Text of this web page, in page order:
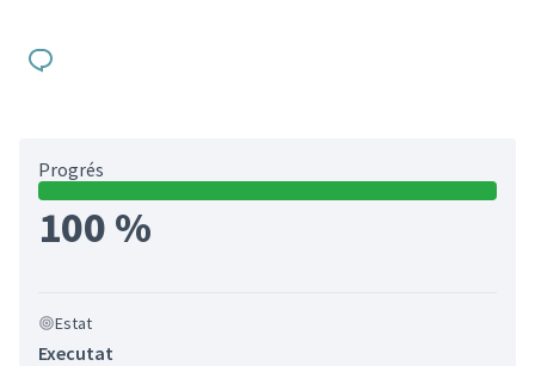
Progrés
100 %
Estat
Executat